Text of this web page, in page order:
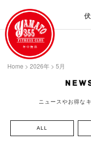
Home > 2026年 > 5月
ニュースやお得な
ALL